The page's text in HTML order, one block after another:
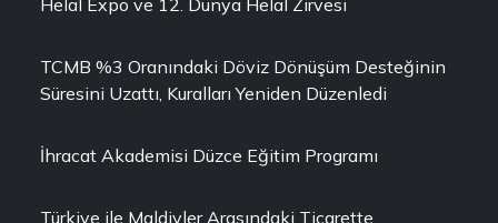
Helal Expo ve 12. Dünya Helal Zirvesi
TCMB %3 Oranındaki Döviz Dönüşüm Desteğinin
Süresini Uzattı, Kuralları Yeniden Düzenledi
İhracat Akademisi Düzce Eğitim Programı
Türkiye ile Maldivler Arasındaki Ticarette